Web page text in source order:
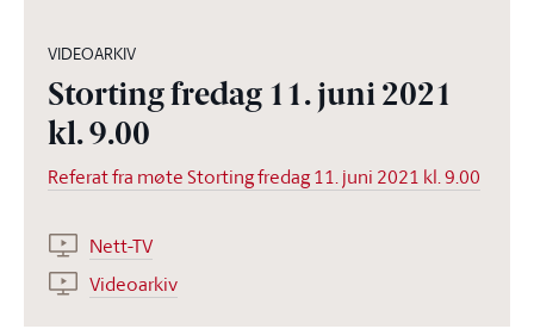
VIDEOARKIV
Storting fredag 11. juni 2021
kl. 9.00
Referat fra møte Storting fredag 11. juni 2021 kl. 9.00
Nett-TV
Videoarkiv